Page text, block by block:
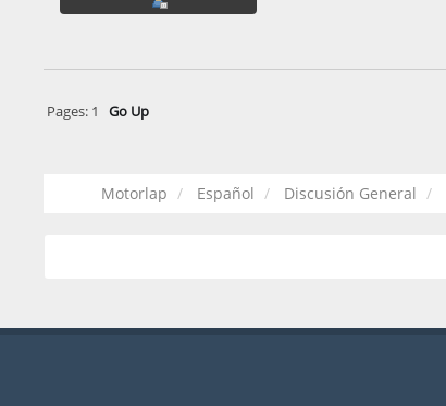
Pages: 1 Go Up
Motorlap Español Discusión General